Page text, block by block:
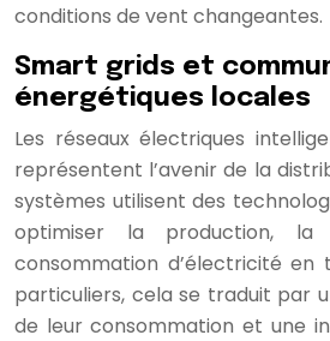
conditions de vent changeantes.
Smart grids et
énergétiques locales
Les réseaux électriques
représentent l’avenir de la
systèmes utilisent des
optimiser la production,
consommation d’électricité en
particuliers, cela se traduit par
de leur consommation et une